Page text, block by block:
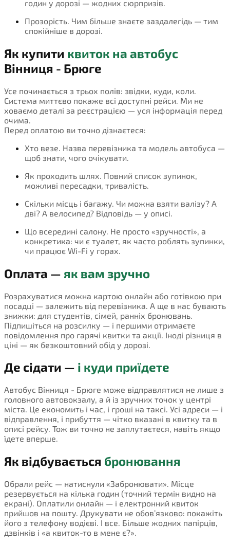
годин у дорозі — жодних сюрпризів.
Прозорість. Чим більше знаєте заздалегідь — тим
спокійніше в дорозі.
Як купити квиток на автобус
Вінниця - Брюге
Усе починається з трьох полів: звідки, куди, коли.
Система миттєво покаже всі доступні рейси. Ми не
ховаємо деталі за реєстрацією — уся інформація перед
очима.
Перед оплатою ви точно дізнаєтеся:
Хто везе. Назва перевізника та модель автобуса —
щоб знати, чого очікувати.
Як проходить шлях. Повний список зупинок,
можливі пересадки, тривалість.
Скільки місць і багажу. Чи можна взяти валізу? А
дві? А велосипед? Відповідь — у описі.
Що всередині салону. Не просто «зручності», а
конкретика: чи є туалет, як часто роблять зупинки,
чи працює Wi-Fi у горах.
Оплата — як вам зручно
Розрахуватися можна картою онлайн або готівкою при
посадці — залежить від перевізника. А ще в нас бувають
знижки: для студентів, сімей, ранніх бронювань.
Підпишіться на розсилку — і першими отримаєте
повідомлення про гарячі квитки та акції. Іноді різниця в
ціні — як безкоштовний обід у дорозі.
Де сідати — і куди приїдете
Автобус Вінниця - Брюге може відправлятися не лише з
головного автовокзалу, а й із зручних точок у центрі
міста. Це економить і час, і гроші на таксі. Усі адреси — і
відправлення, і прибуття — чітко вказані в квитку та в
описі рейсу. Тож ви точно не заплутаєтеся, навіть якщо
їдете вперше.
Як відбувається бронювання
Обрали рейс — натиснули «Забронювати». Місце
резервується на кілька годин (точний термін видно на
екрані). Оплатили онлайн — і електронний квиток
прийшов на пошту. Друкувати не обов’язково: покажіть
його з телефону водієві. І все. Більше жодних папірців,
дзвінків і «а квиток-то в мене є?».